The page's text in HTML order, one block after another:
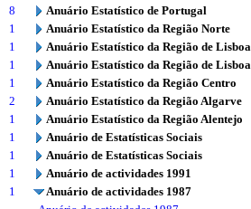
8
Anuário Estatístico de Portugal
1
Anuário Estatístico da Região Norte
1
Anuário Estatístico da Região de
1
Anuário Estatístico da Região de Lisboa
1
Anuário Estatístico da Região Centro
2
Anuário Estatístico da Região Algarve
1
Anuário Estatístico da Região Alentejo
1
Anuário de Estatísticas Sociais
1
Anuário de Estatísticas Sociais
1
Anuário de actividades 1991
1
Anuário de actividades 1987